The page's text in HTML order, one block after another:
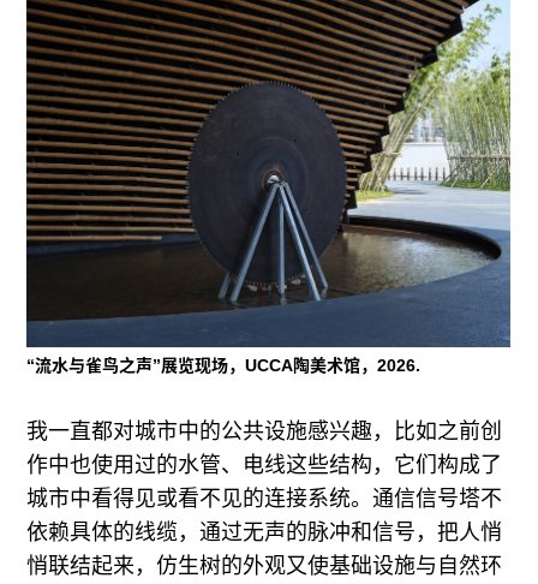
“流水与雀鸟之声”展览现场，UCCA陶美术馆，2026.
我一直都对城市中的公共设施感兴趣，比如之前创
作中也使用过的水管、电线这些结构，它们构成了
城市中看得见或看不见的连接系统。通信信号塔不
依赖具体的线缆，通过无声的脉冲和信号，把人悄
悄联结起来，仿生树的外观又使基础设施与自然环